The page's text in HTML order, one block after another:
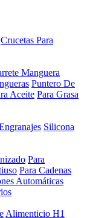
Crucetas Para
Manguera
Puntero De
Aceite Para Grasa
Silicona
Para
Para Cadenas
Automáticas
Alimenticio H1